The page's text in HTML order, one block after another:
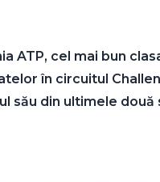
ATP, cel mai bun
în circuitul
său din ultimele